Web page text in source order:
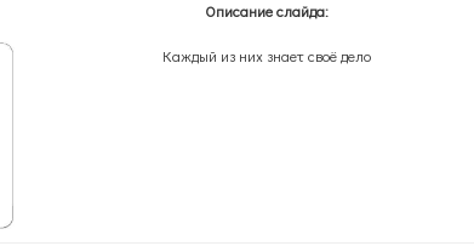
Описание слайда:
Каждый из них знает своё дело